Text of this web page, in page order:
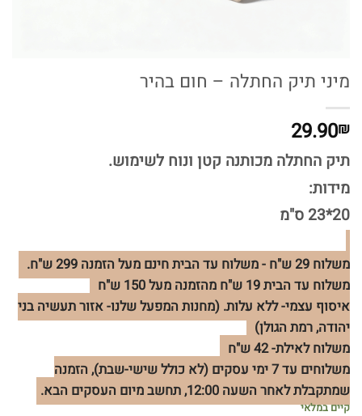
מיני תיק החתלה – חום בהיר
29.90₪
תיק החתלה מכותנה קטן ונוח לשימוש.
מידות:
20*23 ס"מ
משלוח 29 ש"ח - משלוח עד הבית חינם מעל הזמנה 299 ש"ח.
משלוח עד הבית 19 ש"ח מהזמנה מעל 150 ש"ח
איסוף עצמי- ללא עלות. (מחנות המפעל שלנו- אזור תעשיה בני
יהודה, רמת הגולן)
משלוח לאילת- 42 ש"ח
משלוחים עד 7 ימי עסקים (לא כולל שישי-שבת), הזמנה
שמתקבלת לאחר השעה 12:00, תחשב מיום העסקים הבא.
קיים במלאי